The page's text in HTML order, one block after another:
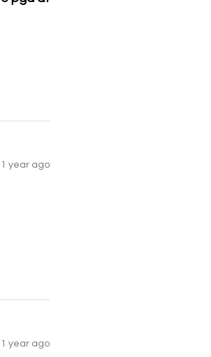
1 year ago
1 year ago